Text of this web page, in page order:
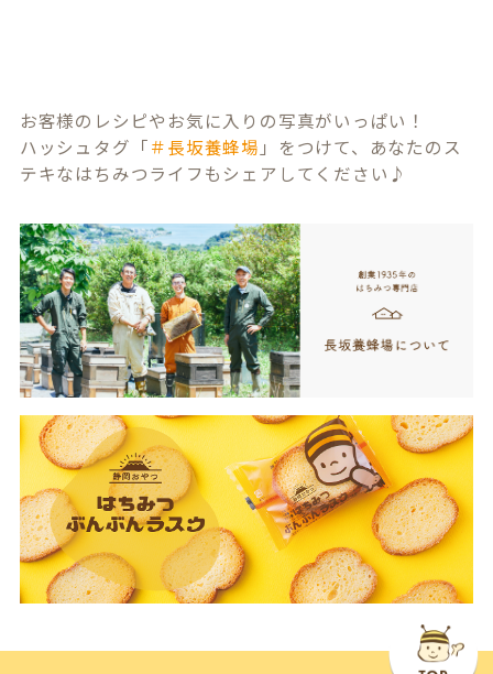
お客様のレシピやお気に入りの写真がいっぱい！
ハッシュタグ「＃長坂養蜂場 」をつけて、あなたのス
テキなはちみつライフもシェアしてください♪